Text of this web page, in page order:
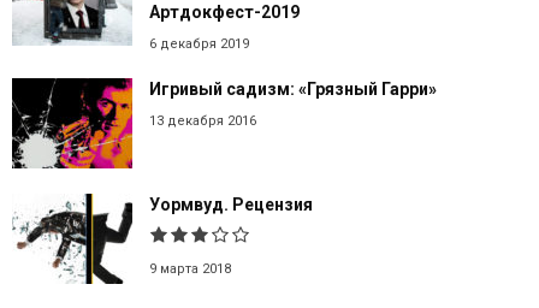
Артдокфест-2019
6 декабря 2019
Игривый садизм: «Грязный Гарри»
13 декабря 2016
Уормвуд. Рецензия
9 марта 2018